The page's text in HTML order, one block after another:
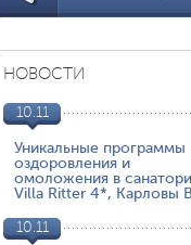
НОВОСТИ
10.11
Уникальные программы
оздоровления и
омоложения в
Villa Ritter 4*, Карловы
10.11